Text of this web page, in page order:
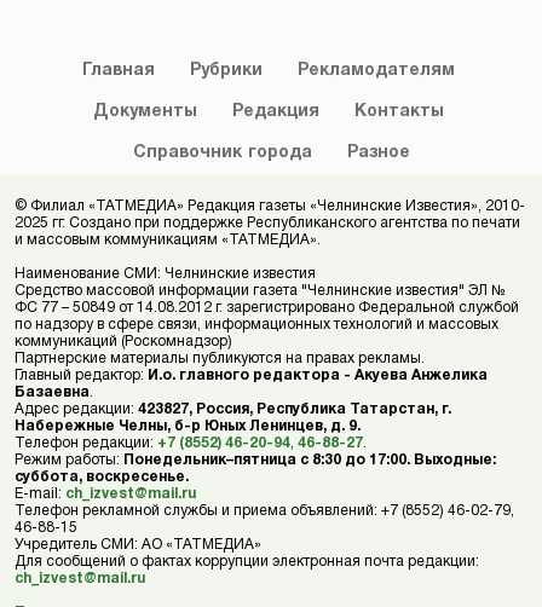
Главная Рубрики Рекламодателям
Документы Редакция Контакты
Справочник города Разное
© Филиал «ТАТМЕДИА» Редакция газеты «Челнинские Известия», 2010-
2025 гг. Создано при поддержке Республиканского агентства по печати
и массовым коммуникациям «ТАТМЕДИА».
Наименование СМИ: Челнинские известия
Средство массовой информации газета "Челнинские известия" ЭЛ №
ФС 77 – 50849 от 14.08.2012 г. зарегистрировано Федеральной службой
по надзору в сфере связи, информационных технологий и массовых
коммуникаций (Роскомнадзор)
Партнерские материалы публикуются на правах рекламы.
Главный редактор: И.о. главного редактора - Акуева Анжелика
Базаевна
Адрес редакции: 423827, Россия, Республика Татарстан, г.
Набережные Челны, б-р Юных Ленинцев, д. 9.
Телефон редакции: +7 (8552) 46-20-94 46-88-27
Режим работы: Понедельник–пятница с 8:30 до 17:00. Выходные:
суббота, воскресенье.
E-mail: ch_izvest@mail.ru
Телефон рекламной службы и приема объявлений: +7 (8552) 46-02-79,
46-88-15
Учредитель СМИ: АО «ТАТМЕДИА»
Для сообщений о фактах коррупции электронная почта редакции:
ch_izvest@mail.ru